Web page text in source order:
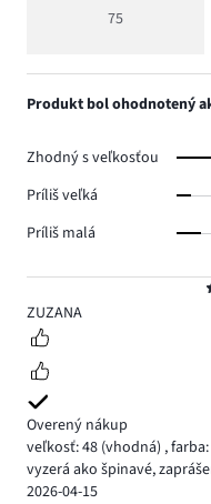
1
ZUZANA
Overený nákup
veľkosť: 48 (vhodná) ,
vyzerá ako špinavé,
2026-04-15
hodnotenie
75
Produkt bol ohodnotený
Zhodný s veľkosťou
Príliš veľká
Príliš malá